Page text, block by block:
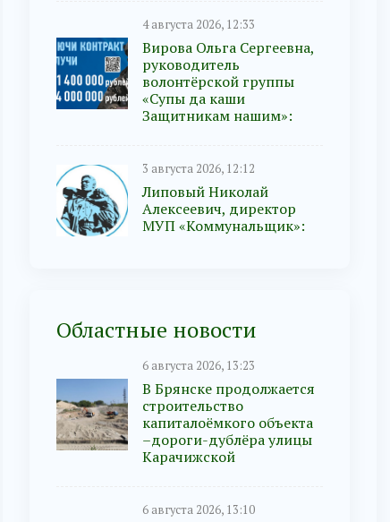
4 августа 2026, 12:33
Вирова Ольга Сергеевна,
руководитель
волонтёрской группы
«Супы да каши
Защитникам нашим»:
3 августа 2026, 12:12
Липовый Николай
Алексеевич, директор
МУП «Коммунальщик»:
Областные новости
6 августа 2026, 13:23
В Брянске продолжается
строительство
капиталоёмкого объекта
–дороги-дублёра улицы
Карачижской
6 августа 2026, 13:10